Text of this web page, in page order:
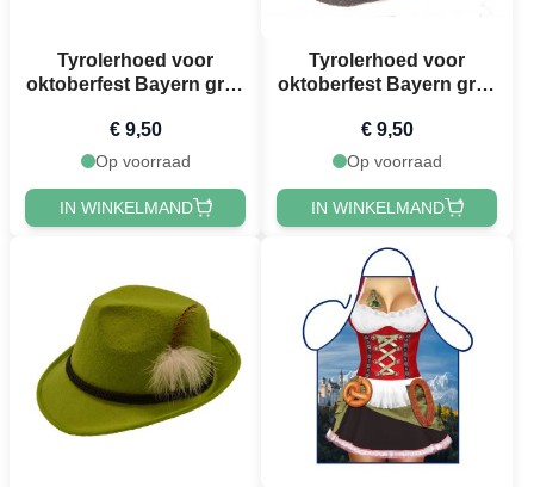
Tyrolerhoed voor
oktoberfest Bayern grijs
€ 9,50
Op voorraad
IN WINKELMAND
Tyrolerhoed voor
oktoberfest Bayern grijs
€ 9,50
Op voorraad
IN WINKELMAND